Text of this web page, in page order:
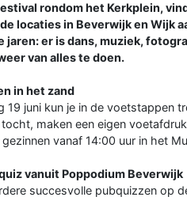
rondom het Kerkplein,
locaties in Beverwijk en Wijk
jaren: er is dans, muziek,
van alles te doen.
in het zand
19 juni kun je in de voetstappen
maken een eigen
vanaf 14:00 uur in het
vanuit Poppodium Beverwijk
succesvolle pubquizzen op